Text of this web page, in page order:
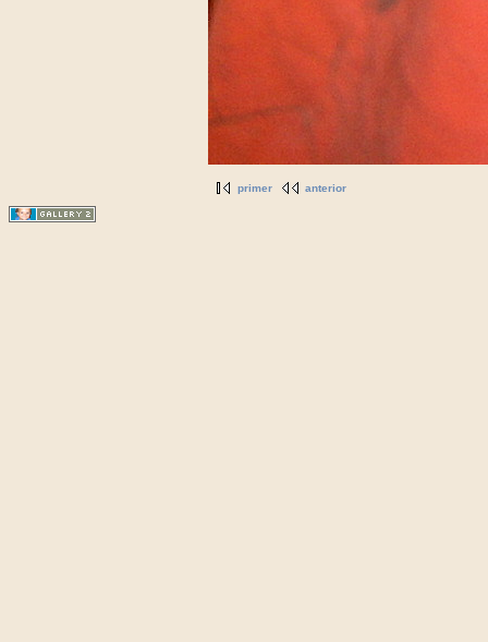
primer anterior